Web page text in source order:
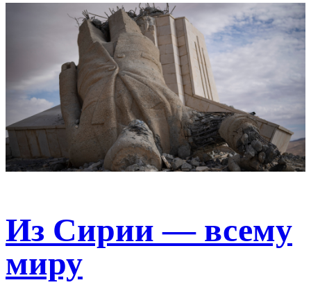
Из Сирии — всему
миру